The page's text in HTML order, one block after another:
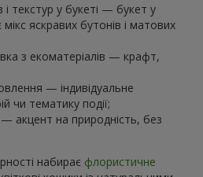
текстур у букеті — букет у
яскравих бутонів і матових
з екоматеріалів — крафт,
— індивідуальне
чи тематику події;
акцент на природність, без
набирає флористичне